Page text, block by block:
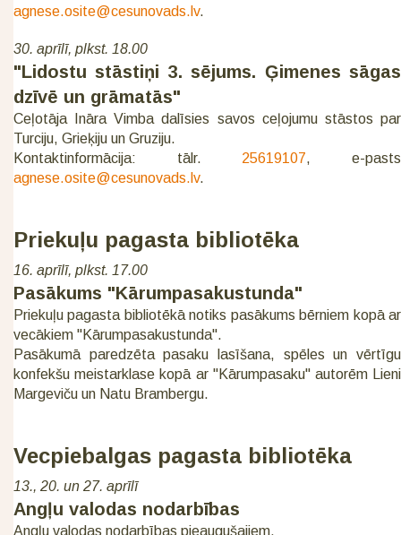
agnese.osite@cesunovads.lv.
30. aprīlī, plkst. 18.00
"Lidostu stāstiņi 3. sējums. Ģimenes sāgas
dzīvē un grāmatās"
Ceļotāja Ināra Vimba dalīsies savos ceļojumu stāstos par
Turciju, Grieķiju un Gruziju.
Kontaktinformācija: tālr. 25619107, e-pasts
agnese.osite@cesunovads.lv.
Priekuļu pagasta bibliotēka
16. aprīlī, plkst. 17.00
Pasākums "Kārumpasakustunda"
Priekuļu pagasta bibliotēkā notiks pasākums bērniem kopā ar
vecākiem "Kārumpasakustunda".
Pasākumā paredzēta pasaku lasīšana, spēles un vērtīgu
konfekšu meistarklase kopā ar "Kārumpasaku" autorēm Lieni
Margeviču un Natu Brambergu.
Vecpiebalgas pagasta bibliotēka
13., 20. un 27. aprīlī
Angļu valodas nodarbības
Angļu valodas nodarbības pieaugušajiem.